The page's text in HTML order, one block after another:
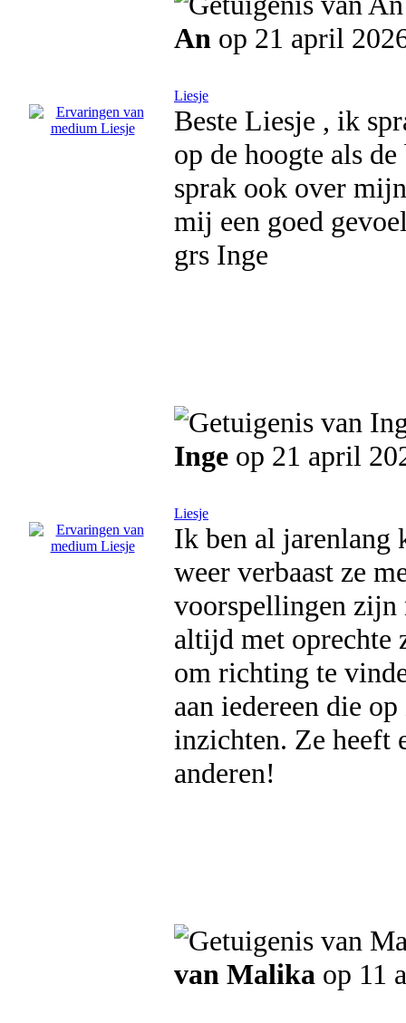
An op 21 april
Liesje
Beste Liesje , ik
op de hoogte als
sprak ook over
mij een goed
grs Inge
Inge op 21 april
Liesje
Ik ben al jarenlang
weer verbaast ze
voorspellingen zijn
altijd met oprechte
om richting te
aan iedereen die
inzichten. Ze heeft
anderen!
van Malika op 11